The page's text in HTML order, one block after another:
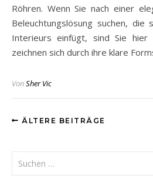
Röhren. Wenn Sie nach einer
Beleuchtungslösung suchen, die
Interieurs einfügt, sind Sie hier
zeichnen sich durch ihre klare
VonSher Vic
ÄLTERE BEITRÄGE